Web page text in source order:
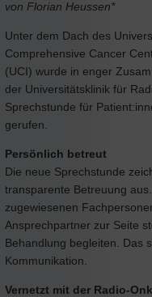
von Florian Heussen*
Unter dem Dach des
Comprehensive Cancer
(UCI) wurde in enger
der Universitätsklinik für
Sprechstunde für
gerufen.
Persönlich betreut
Die neue Sprechstunde
transparente Betreuung
zugewiesenen
Ansprechpartner zur Seite
Behandlung begleiten. Das
Kommunikation.
Vernetzt mit der Radio-